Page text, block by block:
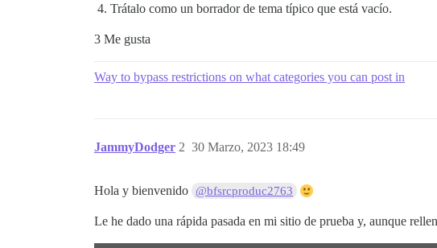
Trátalo como un borrador de tema típico que está vacío.
3 Me gusta
Way to bypass restrictions on what categories you can post in
JammyDodger 30 Marzo, 2023 18:49
2
Hola y bienvenido @bfsrcproduc2763
Le he dado una rápida pasada en mi sitio de prueba y, aunque